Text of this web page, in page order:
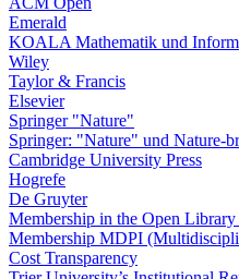
Emerald
KOALA Mathematik und
Wiley
Taylor & Francis
Elsevier
Springer "Nature"
Springer: "Nature" und Nature-
Cambridge University Press
Hogrefe
De Gruyter
Membership in the Open
Membership MDPI
Cost Transparency